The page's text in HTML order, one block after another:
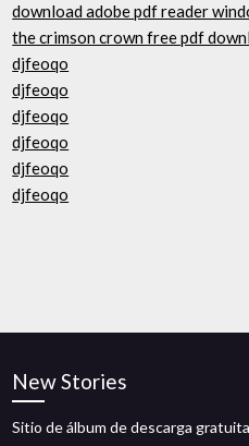
download adobe pdf reader
the crimson crown free pdf
djfeoqo
djfeoqo
djfeoqo
djfeoqo
djfeoqo
djfeoqo
New Stories
Sitio de álbum de descarga